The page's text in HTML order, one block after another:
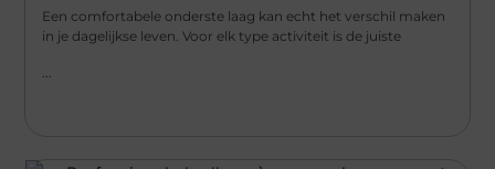
Een comfortabele onderste laag kan echt het verschil maken
in je dagelijkse leven. Voor elk type activiteit is de juiste